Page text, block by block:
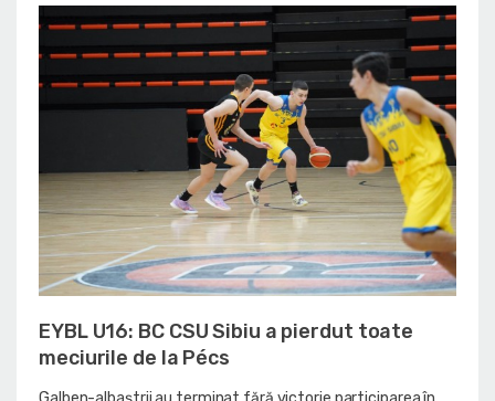
EYBL U16: BC CSU Sibiu a pierdut toate
meciurile de la Pécs